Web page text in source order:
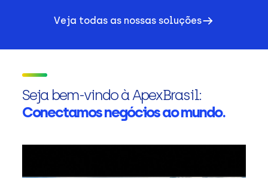
Veja todas as nossas soluções
Seja bem-vindo à ApexBrasil:
Conectamos negócios ao mundo.